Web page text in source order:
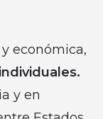
económica,
y en